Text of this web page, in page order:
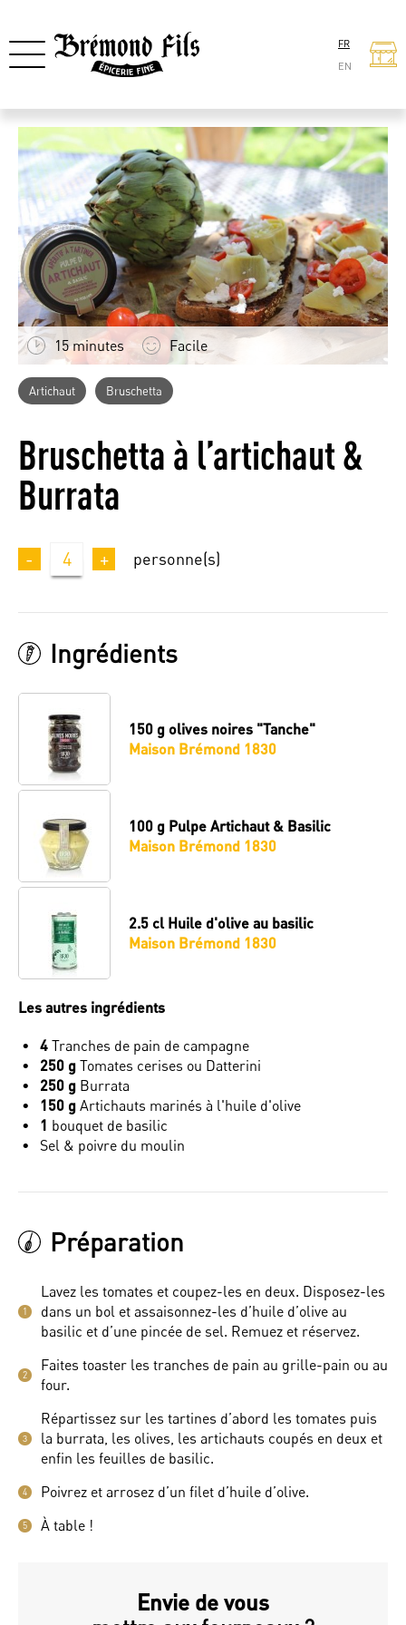
FR
EN
15 minutes Facile
Artichaut Bruschetta
Bruschetta à l’artichaut &
Burrata
- 4 + personne(s)
Ingrédients
150 g olives noires "Tanche"
Maison Brémond 1830
100 g Pulpe Artichaut & Basilic
Maison Brémond 1830
2.5 clHuile d'olive au basilic
Maison Brémond 1830
Les autres ingrédients
4 Tranches de pain de campagne
250 g Tomates cerises ou Datterini
250 g Burrata
150 g Artichauts marinés à l'huile d'olive
1 bouquet de basilic
Sel & poivre du moulin
Préparation
1
Lavez les tomates et coupez-les en deux. Disposez-les
dans un bol et assaisonnez-les d’huile d’olive au
basilic et d’une pincée de sel. Remuez et réservez.
2
Faites toaster les tranches de pain au grille-pain ou au
four.
3
Répartissez sur les tartines d’abord les tomates puis
la burrata, les olives, les artichauts coupés en deux et
enfin les feuilles de basilic.
4 Poivrez et arrosez d’un filet d’huile d’olive.
5 À table !
Envie de vous